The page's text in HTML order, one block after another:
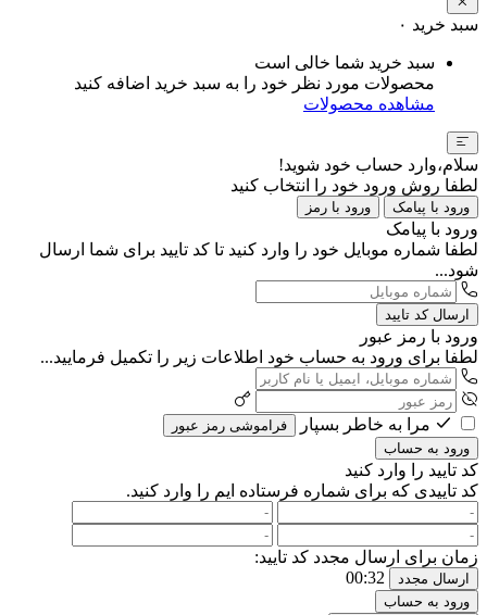
سبد خرید ۰
سبد خرید شما خالی است
محصولات مورد نظر خود را به سبد خرید اضافه کنید
مشاهده محصولات
سلام،وارد حساب خود شوید!
لطفا روش ورود خود را انتخاب کنید
ورود با پیامک ورود با رمز
ورود با پیامک
لطفا شماره موبایل خود را وارد کنید تا کد تایید برای شما ارسال
شود...
ارسال کد تایید
ورود با رمز عبور
لطفا برای ورود به حساب خود اطلاعات زیر را تکمیل فرمایید...
مرا به خاطر بسپار
فراموشی رمز عبور
ورود به حساب
کد تایید را وارد کنید
کد تاییدی که برای شماره فرستاده ایم را وارد کنید.
زمان برای ارسال مجدد کد تایید:
ارسال مجدد 00:32
ورود به حساب